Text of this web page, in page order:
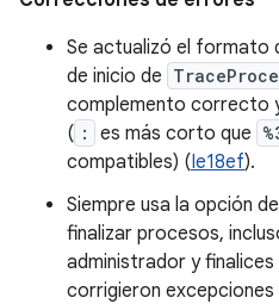
Se actualizó el formato
de inicio de
complemento correcto
( : es más corto que
compatibles) (Ie18ef).
Siempre usa la opción
finalizar procesos,
administrador y
corrigieron